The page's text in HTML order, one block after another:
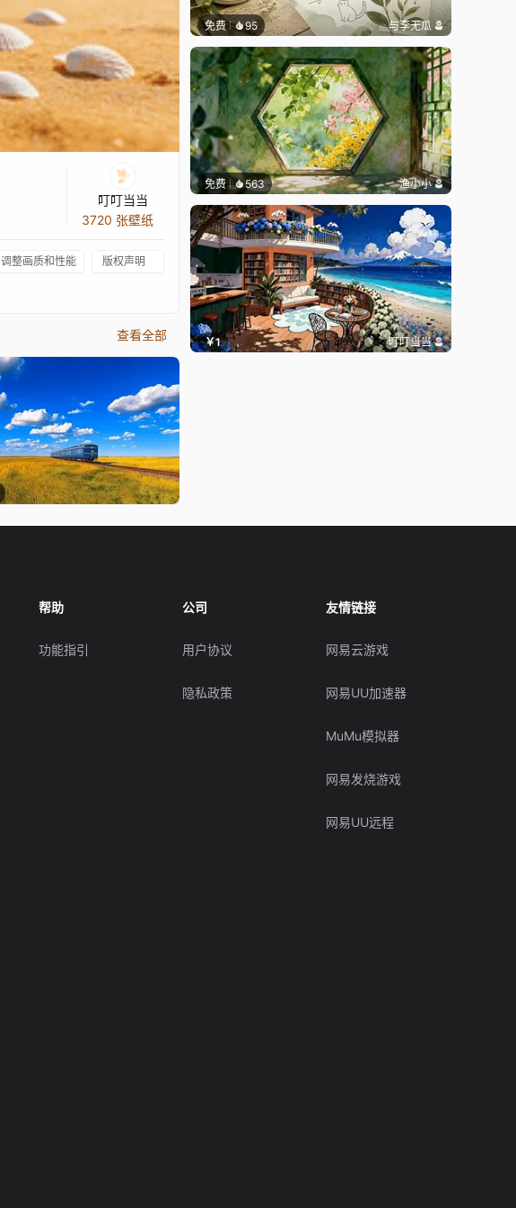
叮叮当当
3720 张壁纸
调整画质和性能 版权声明
查看全部
免费 95 与李无瓜
免费 563 渔小小
￥1 叮叮当当
帮助
功能指引
公司
用户协议
隐私政策
友情链接
网易云游戏
网易UU加速器
MuMu模拟器
网易发烧游戏
网易UU远程